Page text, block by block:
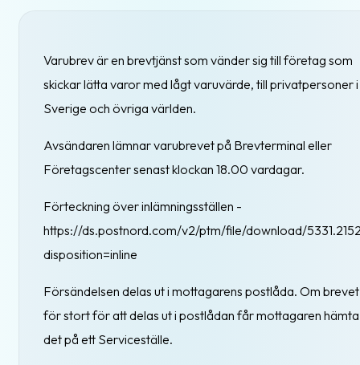
Varubrev är en brevtjänst som vänder sig till företag som
skickar lätta varor med lågt varuvärde, till privatpersoner i
Sverige och övriga världen.
Avsändaren lämnar varubrevet på Brevterminal eller
Företagscenter senast klockan 18.00 vardagar.
Förteckning över inlämningsställen -
https://ds.postnord.com/v2/ptm/file/download/
disposition=inline
Försändelsen delas ut i mottagarens postlåda. Om
för stort för att delas ut i postlådan får mottagaren hämta
det på ett Serviceställe.